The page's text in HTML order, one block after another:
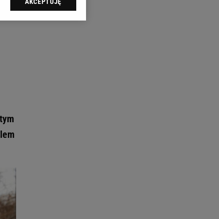
sp. z o.o., jej
swoje preferencje
celów identyfikacji.